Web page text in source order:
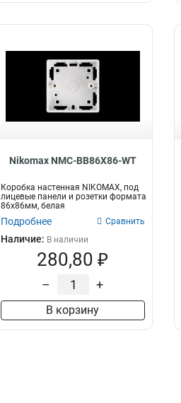
Nikomax NMC-BB86X86-WT
Коробка настенная NIKOMAX, под
лицевые панели и розетки формата
86х86мм, белая
Подробнее Сравнить
Наличие: В наличии
280,80 ₽
– +
В корзину